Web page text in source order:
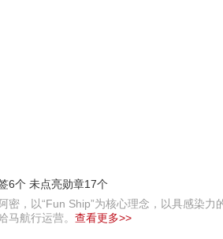
6个 未点亮勋章17个
密，以“Fun Ship”为核心理念，以具感染
马航行运营。 查看更多>>